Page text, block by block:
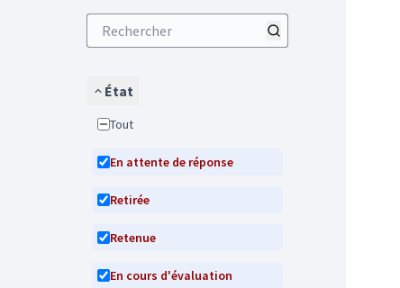
État
Tout
En attente de réponse
Retirée
Retenue
En cours d'évaluation